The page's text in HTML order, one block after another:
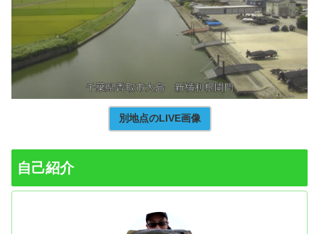
別地点のLIVE画像
自己紹介